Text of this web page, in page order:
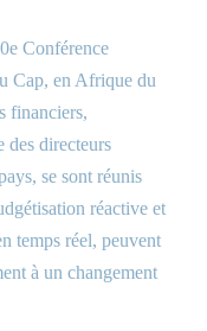
Conférence
Cap, en Afrique du
financiers,
des directeurs
se sont réunis
réactive et
temps réel, peuvent
à un changement